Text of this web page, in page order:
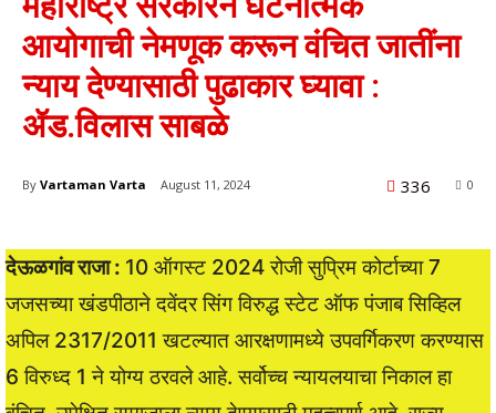
आयोगाची नेमणूक करून वंचित जातींना
न्याय देण्यासाठी पुढाकार घ्यावा :
ॲड.विलास साबळे
By Vartaman Varta August 11, 2024 0
336
देऊळगांव राजा : 10 ऑगस्ट 2024 रोजी सुप्रिम कोर्टाच्या 7
जजसच्या खंडपीठाने दवेंदर सिंग विरुद्ध स्टेट ऑफ पंजाब सिव्हिल
अपिल 2317/2011 खटल्यात आरक्षणामध्ये उपवर्गिकरण करण्यास
6 विरुध्द 1 ने योग्य ठरवले आहे. सर्वोच्च न्यायलयाचा निकाल हा